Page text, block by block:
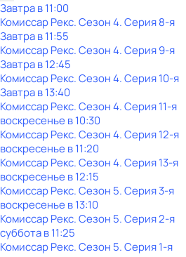
Завтра в 11:00
Комиссар Рекс. Сезон 4. Серия 8-я
Завтра в 11:55
Комиссар Рекс. Сезон 4. Серия 9-я
Завтра в 12:45
Комиссар Рекс. Сезон 4. Серия 10-я
Завтра в 13:40
Комиссар Рекс. Сезон 4. Серия 11-я
воскресенье в10:30
Комиссар Рекс. Сезон 4. Серия 12-я
воскресенье в11:20
Комиссар Рекс. Сезон 4. Серия 13-я
воскресенье в12:15
Комиссар Рекс. Сезон 5. Серия 3-я
воскресенье в13:10
Комиссар Рекс. Сезон 5. Серия 2-я
субботав11:25
Комиссар Рекс. Сезон 5. Серия 1-я